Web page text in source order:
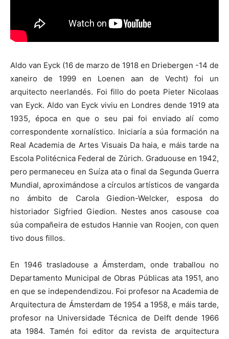
Aldo van Eyck (16 de marzo de 1918 en Driebergen -14 de
xaneiro de 1999 en Loenen aan de Vecht) foi un
arquitecto neerlandés. Foi fillo do poeta Pieter Nicolaas
van Eyck. Aldo van Eyck viviu en Londres dende 1919 ata
1935, época en que o seu pai foi enviado alí como
correspondente xornalístico. Iniciaría a súa formación na
Real Academia de Artes Visuais Da haia, e máis tarde na
Escola Politécnica Federal de Zúrich. Graduouse en 1942,
pero permaneceu en Suíza ata o final da Segunda Guerra
Mundial, aproximándose a círculos artísticos de vangarda
no ámbito de Carola Giedion-Welcker, esposa do
historiador Sigfried Giedion. Nestes anos casouse coa
súa compañeira de estudos Hannie van Roojen, con quen
tivo dous fillos.
En 1946 trasladouse a Ámsterdam, onde traballou no
Departamento Municipal de Obras Públicas ata 1951, ano
en que se independendizou. Foi profesor na Academia de
Arquitectura de Ámsterdam de 1954 a 1958, e máis tarde,
profesor na Universidade Técnica de Delft dende 1966
ata 1984. Tamén foi editor da revista de arquitectura